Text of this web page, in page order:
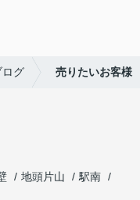
ログ 売りたいお客様
地頭片山
駅南